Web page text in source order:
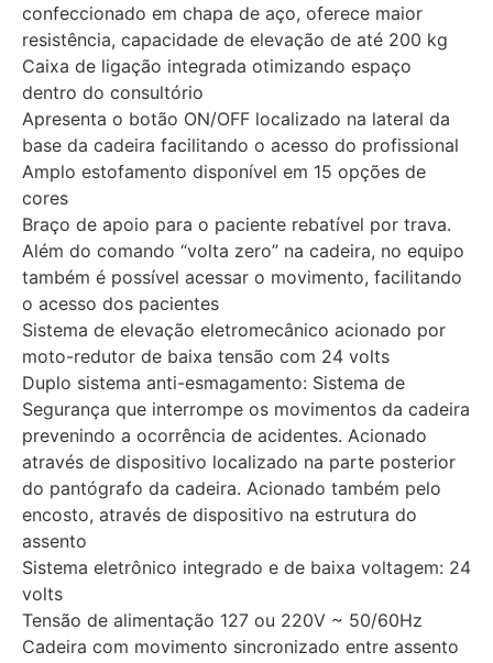
confeccionado em chapa de aço, oferece maior
resistência, capacidade de elevação de até 200 kg
Caixa de ligação integrada otimizando espaço
dentro do consultório
Apresenta o botão ON/OFF localizado na lateral da
base da cadeira facilitando o acesso do profissional
Amplo estofamento disponível em 15 opções de
cores
Braço de apoio para o paciente rebatível por trava.
Além do comando “volta zero” na cadeira, no equipo
também é possível acessar o movimento, facilitando
o acesso dos pacientes
Sistema de elevação eletromecânico acionado por
moto-redutor de baixa tensão com 24 volts
Duplo sistema anti-esmagamento: Sistema de
Segurança que interrompe os movimentos da cadeira
prevenindo a ocorrência de acidentes. Acionado
através de dispositivo localizado na parte posterior
do pantógrafo da cadeira. Acionado também pelo
encosto, através de dispositivo na estrutura do
assento
Sistema eletrônico integrado e de baixa voltagem: 24
volts
Tensão de alimentação 127 ou 220V ~ 50/60Hz
Cadeira com movimento sincronizado entre assento